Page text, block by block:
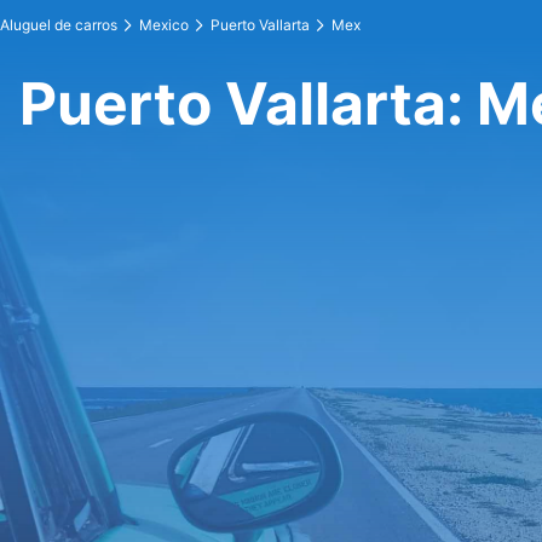
Aluguel de carros Mexico Puerto Vallarta Mex
Puerto Vallarta: